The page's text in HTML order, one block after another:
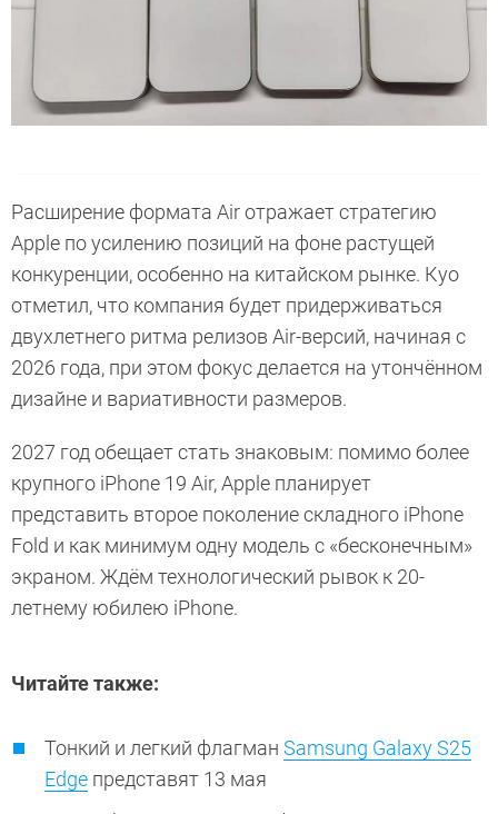
Расширение формата Air отражает стратегию
Apple по усилению позиций на фоне растущей
конкуренции, особенно на китайском рынке. Куо
отметил, что компания будет придерживаться
двухлетнего ритма релизов Air-версий, начиная с
2026 года, при этом фокус делается на утончённом
дизайне и вариативности размеров.
2027 год обещает стать знаковым: помимо более
крупного iPhone 19 Air, Apple планирует
представить второе поколение складного iPhone
Fold и как минимум одну модель с «бесконечным»
экраном. Ждём технологический рывок к 20-
летнему юбилею iPhone.
Читайте также:
Тонкий и легкий флагман Samsung Galaxy S25
Edge представят 13 мая